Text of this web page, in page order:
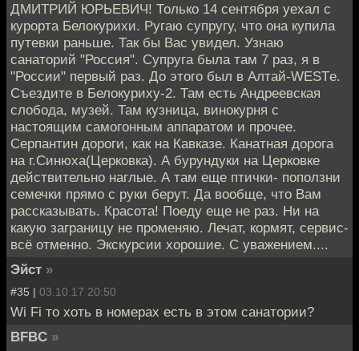
ДМИТРИЙ ЮРЬЕВИЧ! Только 14 сентября уехал с
курорта Белокурихи. Ругаю супругу, что она купила
путевки раньше. Так бы Вас увидел. Узнаю
санаторий "Россия". Супруга была там 7 раз, я в
"России" первый раз. До этого был в Алтай-WESTе.
Съездите в Белокуриху-2. Там есть Андреевская
слобода, музей. Там кузница, винокурня с
настоящим самогонным аппаратом и прочее.
Серпантин дороги, как на Кавказе. Канатная дорога
на г.Синюха(Церковка). А бурундуки на Церковке
действительно наглые. А там еще птички- поползни
семечки прямо с руки берут. Да вообще, что Вам
рассказывать. Красота! Поеду еще не раз. Ни на
какую заграницу не променяю. Лечат, кормят, сервис-
всё отменно. Экскурсии хорошие. С уважением....
Эйст »
#35 | 03.10.17 20:50
Wi Fi то хоть в номерах есть в этом санатории?
BFBC »